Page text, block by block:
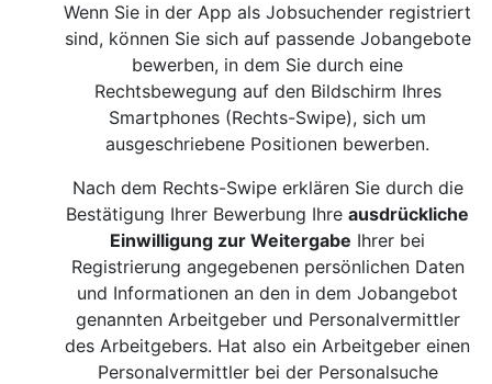
Wenn Sie in der App als Jobsuchender registriert
sind, können Sie sich auf passende Jobangebote
bewerben, in dem Sie durch eine
Rechtsbewegung auf den Bildschirm Ihres
Smartphones (Rechts-Swipe), sich um
ausgeschriebene Positionen bewerben.
Nach dem Rechts-Swipe erklären Sie durch die
Bestätigung Ihrer Bewerbung Ihreausdrückliche
Einwilligung zur Weitergabe Ihrer bei
Registrierung angegebenen persönlichen Daten
und Informationen an den in dem Jobangebot
genannten Arbeitgeber und Personalvermittler
des Arbeitgebers. Hat also ein Arbeitgeber einen
Personalvermittler bei der Personalsuche